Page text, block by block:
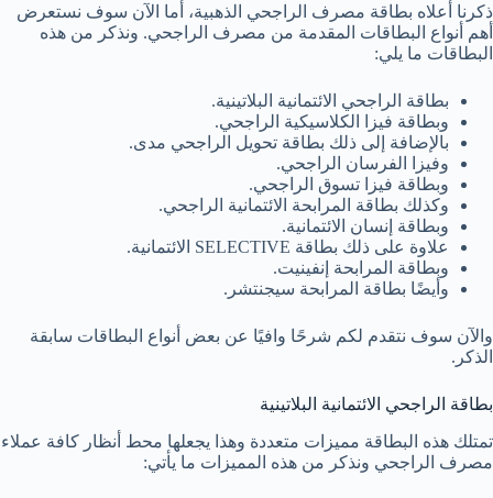
ذكرنا أعلاه بطاقة مصرف الراجحي الذهبية، أما الآن سوف نستعرض
أهم أنواع البطاقات المقدمة من مصرف الراجحي. ونذكر من هذه
البطاقات ما يلي:
بطاقة الراجحي الائتمانية البلاتينية.
وبطاقة فيزا الكلاسيكية الراجحي.
بالإضافة إلى ذلك بطاقة تحويل الراجحي مدى.
وفيزا الفرسان الراجحي.
وبطاقة فيزا تسوق الراجحي.
وكذلك بطاقة المرابحة الائتمانية الراجحي.
وبطاقة إنسان الائتمانية.
علاوة على ذلك بطاقة SELECTIVE الائتمانية.
وبطاقة المرابحة إنفينيت.
وأيضًا بطاقة المرابحة سيجنتشر.
والآن سوف نتقدم لكم شرحًا وافيًا عن بعض أنواع البطاقات سابقة
الذكر.
بطاقة الراجحي الائتمانية البلاتينية
تمتلك هذه البطاقة مميزات متعددة وهذا يجعلها محط أنظار كافة عملاء
مصرف الراجحي ونذكر من هذه المميزات ما يأتي: